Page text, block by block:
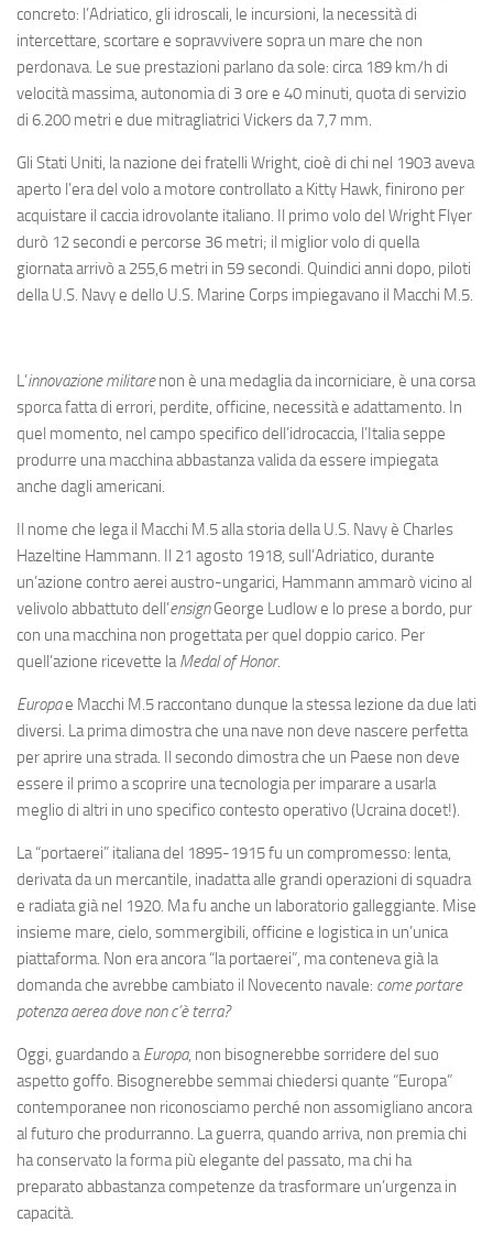
concreto: l’Adriatico, gli idroscali, le incursioni, la necessità di
intercettare, scortare e sopravvivere sopra un mare che non
perdonava. Le sue prestazioni parlano da sole: circa 189 km/h di
velocità massima, autonomia di 3 ore e 40 minuti, quota di servizio
di 6.200 metri e due mitragliatrici Vickers da 7,7 mm.
Gli Stati Uniti, la nazione dei fratelli Wright, cioè di chi nel 1903 aveva
aperto l’era del volo a motore controllato a Kitty Hawk, finirono per
acquistare il caccia idrovolante italiano. Il primo volo del Wright Flyer
durò 12 secondi e percorse 36 metri; il miglior volo di quella
giornata arrivò a 255,6 metri in 59 secondi. Quindici anni dopo, piloti
della U.S. Navy e dello U.S. Marine Corps impiegavano il Macchi M.5.
L’innovazione militarenon è una medaglia da incorniciare, è una corsa
sporca fatta di errori, perdite, officine, necessità e adattamento. In
quel momento, nel campo specifico dell’idrocaccia, l’Italia seppe
produrre una macchina abbastanza valida da essere impiegata
anche dagli americani.
Il nome che lega il Macchi M.5 alla storia della U.S. Navy è Charles
Hazeltine Hammann. Il 21 agosto 1918, sull’Adriatico, durante
un’azione contro aerei austro-ungarici, Hammann ammarò vicino al
velivolo abbattuto dell’ensignGeorge Ludlow e lo prese a bordo, pur
con una macchina non progettata per quel doppio carico. Per
quell’azione ricevette laMedal of Honor.
Europae Macchi M.5 raccontano dunque la stessa lezione da due lati
diversi. La prima dimostra che una nave non deve nascere perfetta
per aprire una strada. Il secondo dimostra che un Paese non deve
essere il primo a scoprire una tecnologia per imparare a usarla
meglio di altri in uno specifico contesto operativo (Ucraina docet!).
La “portaerei” italiana del 1895-1915 fu un compromesso: lenta,
derivata da un mercantile, inadatta alle grandi operazioni di squadra
e radiata già nel 1920. Ma fu anche un laboratorio galleggiante. Mise
insieme mare, cielo, sommergibili, officine e logistica in un’unica
piattaforma. Non era ancora “la portaerei”, ma conteneva già la
domanda che avrebbe cambiato il Novecento navale: come portare
potenza aerea dove non c’è terra?
Oggi, guardando aEuropa, non bisognerebbe sorridere del suo
aspetto goffo. Bisognerebbe semmai chiedersi quante “Europa”
contemporanee non riconosciamo perché non assomigliano ancora
al futuro che produrranno. La guerra, quando arriva, non premia chi
ha conservato la forma più elegante del passato, ma chi ha
preparato abbastanza competenze da trasformare un’urgenza in
capacità.